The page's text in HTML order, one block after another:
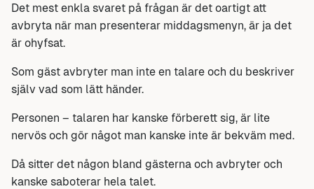
Det mest enkla svaret på frågan är det oartigt att
avbryta när man presenterar middagsmenyn, är ja det
är ohyfsat.
Som gäst avbryter man inte en talare och du beskriver
själv vad som lätt händer.
Personen – talaren har kanske förberett sig, är lite
nervös och gör något man kanske inte är bekväm med.
Då sitter det någon bland gästerna och avbryter och
kanske saboterar hela talet.